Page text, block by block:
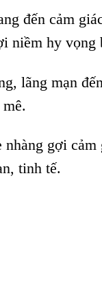
đến cảm
niềm hy vọng
lãng mạn
nhàng gợi
tinh tế.